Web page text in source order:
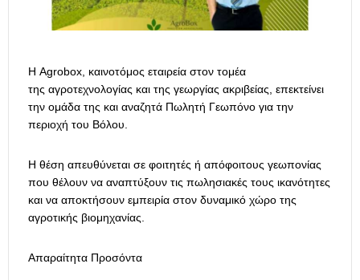
Η Agrobox, καινοτόμος εταιρεία στον τομέα
της αγροτεχνολογίας και της γεωργίας ακριβείας, επεκτείνει
την ομάδα της και αναζητά Πωλητή Γεωπόνο για την
περιοχή του Βόλου.
H θέση απευθύνεται σε φοιτητές ή απόφοιτους γεωπονίας
που θέλουν να αναπτύξουν τις πωλησιακές τους ικανότητες
και να αποκτήσουν εμπειρία στον δυναμικό χώρο της
αγροτικής βιομηχανίας.
Απαραίτητα Προσόντα